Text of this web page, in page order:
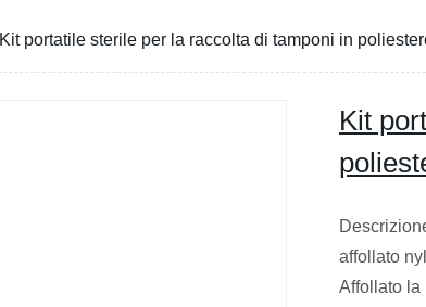
Kit portatile sterile per la raccolta di tamponi in
Kit
affollato
Affollato la